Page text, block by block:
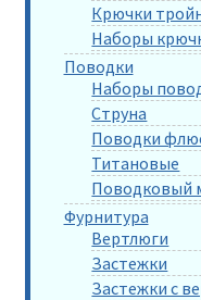
Крючки
Наборы
Поводки
Наборы
Струна
Поводки
Титановые
Поводковый
Фурнитура
Вертлюги
Застежки
Застежки с